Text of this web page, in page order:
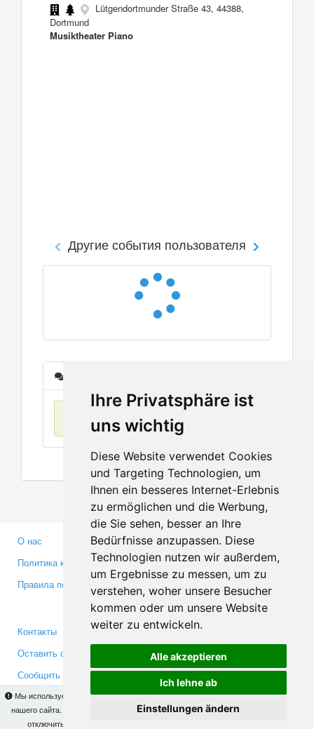
Ihre Privatsphäre ist
uns wichtig
Diese Website verwendet Cookies
und Targeting Technologien, um
Ihnen ein besseres Internet-Erlebnis
zu ermöglichen und die Werbung,
die Sie sehen, besser an Ihre
Bedürfnisse anzupassen. Diese
Technologien nutzen wir außerdem,
um Ergebnisse zu messen, um zu
verstehen, woher unsere Besucher
kommen oder um unsere Website
weiter zu entwickeln.
Alle akzeptieren
Ich lehne ab
Einstellungen ändern
Мы используем cookies для того, чтобы Вы могли использовать весь функционал
нашего сайта. На
Вы сможете узнать подробности и, при желании,
отключить использование cookies. Продолжая пользоваться сайтом, Вы
Lütgendortmunder Straße 43, 44388,
Dortmund
Musiktheater Piano
Другие события пользователя
О нас
Политика конфиденциальности
Правила пользования
Партнерам
Инвесторам
Медиа
Контакты
Оставить отзыв
Сообщить об ошибке
Facebook
Twitter
YouTube
Google+